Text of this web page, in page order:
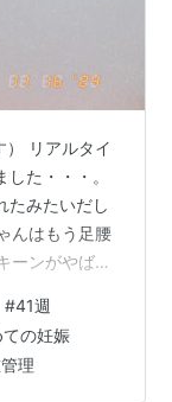
） リアルタイ
た・・・。
たみたいだし
んはもう足腰
ーンがやばい
推定3200gと
しっかりと
重は
#41週
ての妊娠
理